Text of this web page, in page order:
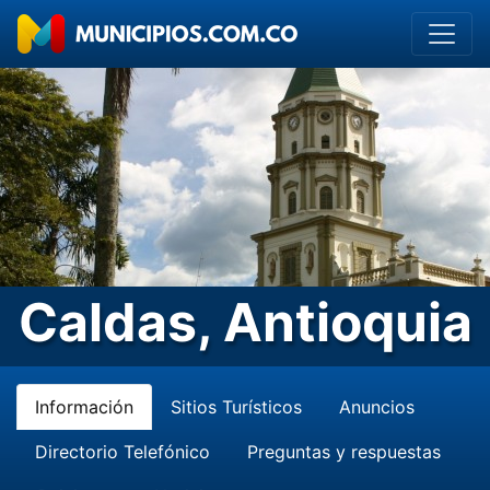
Caldas, Antioquia
Información Sitios Turísticos Anuncios
Directorio Telefónico Preguntas y respuestas